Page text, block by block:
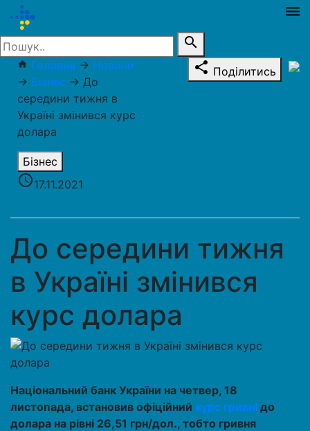
dehaze
search
home Головна → Новини
→ Бізнес → До
середини тижня в
Україні змінився курс
долара
Бізнес
access_time17.11.2021
share Поділитись
До середини тижня
в Україні змінився
курс долара
Національний банк України на четвер, 18
листопада, встановив офіційний курс гривні до
долара на рівні 26,51 грн/дол., тобто гривня